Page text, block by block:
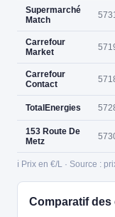
Supermarché
Match
Carrefour
Market
Carrefour
Contact
TotalEnergies
153 Route De
Metz
ℹ️ Prix en €/L · Source :
Comparatif des